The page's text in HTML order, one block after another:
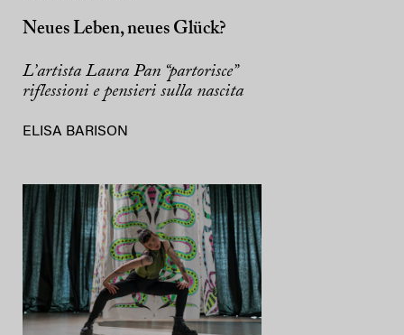
Neues Leben, neues Glück?
L’artista Laura Pan “partorisce”
riflessioni e pensieri sulla nascita
ELISA BARISON